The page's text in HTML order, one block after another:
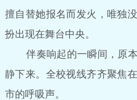
擅自替她报名而发火，唯独
扮出现在舞台中央。
伴奏响起的一瞬间，原本
静下来。全校视线齐齐聚焦
市的呼吸声。